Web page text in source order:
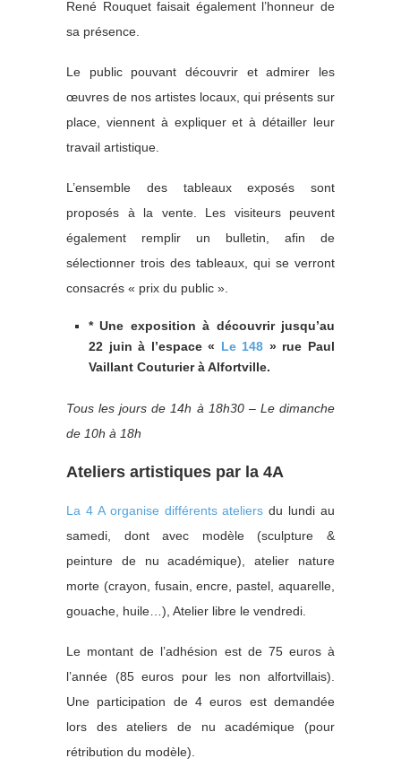
René Rouquet faisait également l’honneur de
sa présence.
Le public pouvant découvrir et admirer les
œuvres de nos artistes locaux, qui présents sur
place, viennent à expliquer et à détailler leur
travail artistique.
L’ensemble des tableaux exposés sont
proposés à la vente. Les visiteurs peuvent
également remplir un bulletin, afin de
sélectionner trois des tableaux, qui se verront
consacrés « prix du public ».
* Une exposition à découvrir jusqu’au
22 juin à l’espace « Le 148 » rue Paul
Vaillant Couturier à Alfortville.
Tous les jours de 14h à 18h30 – Le dimanche
de 10h à 18h
Ateliers artistiques par la 4A
La 4 A organise différents ateliers du lundi au
samedi, dont avec modèle (sculpture &
peinture de nu académique), atelier nature
morte (crayon, fusain, encre, pastel, aquarelle,
gouache, huile…), Atelier libre le vendredi.
Le montant de l’adhésion est de 75 euros à
l’année (85 euros pour les non alfortvillais).
Une participation de 4 euros est demandée
lors des ateliers de nu académique (pour
rétribution du modèle).